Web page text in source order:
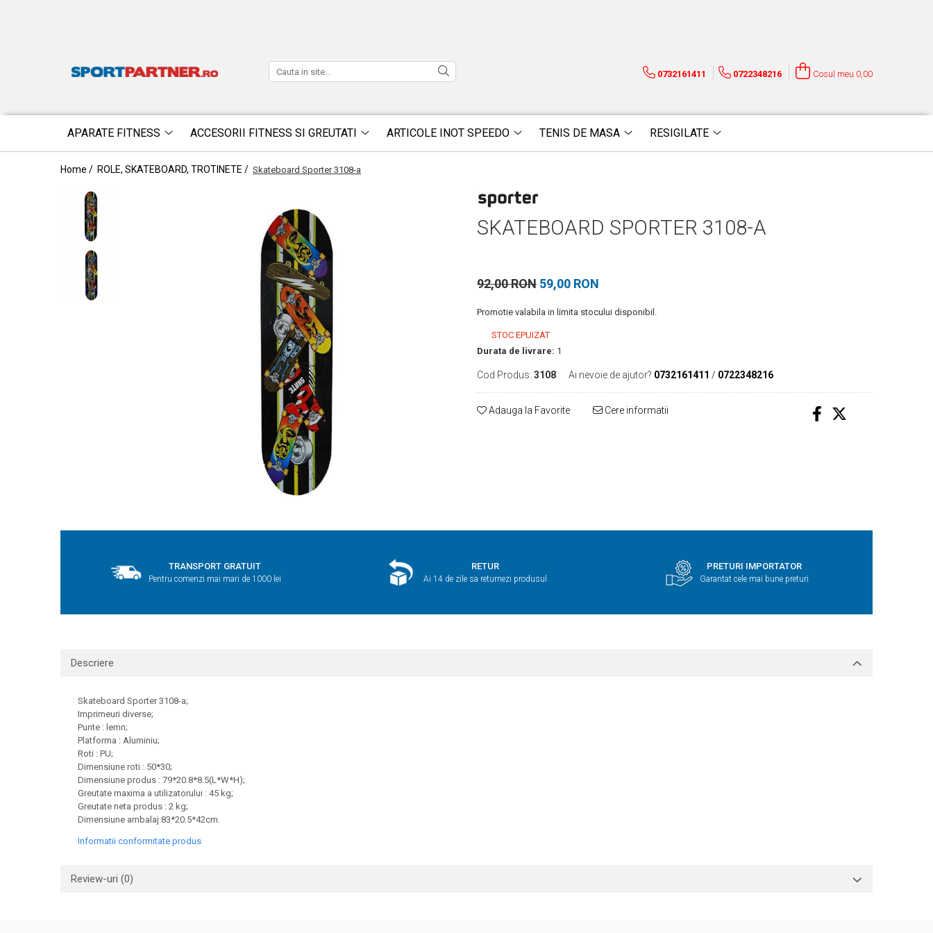
0732161411 0722348216 Cosul meu 0,00
APARATE FITNESS ACCESORII FITNESS SI GREUTATI ARTICOLE INOT SPEEDO TENIS DE MASA RESIGILATE
Home / ROLE, SKATEBOARD, TROTINETE / Skateboard Sporter 3108-a
SKATEBOARD SPORTER 3108-A
92,00 RON 59,00 RON
Promotie valabila in limita stocului disponibil.
STOC EPUIZAT
Durata de livrare: 1
Cod Produs: 3108 Ai nevoie de ajutor? 0732161411 / 0722348216
Adauga la Favorite Cere informatii
TRANSPORT GRATUIT
Pentru comenzi mai mari de 1000 lei
RETUR
Ai 14 de zile sa returnezi produsul
PRETURI IMPORTATOR
Garantat cele mai bune preturi
Descriere
Skateboard Sporter 3108-a;
Imprimeuri diverse;
Punte : lemn;
Platforma : Aluminiu;
Roti : PU;
Dimensiune roti : 50*30;
Dimensiune produs : 79*20.8*8.5(L*W*H);
Greutate maxima a utilizatorului : 45 kg;
Greutate neta produs : 2 kg;
Dimensiune ambalaj 83*20.5*42cm.
Informatii conformitate produs
Review-uri (0)